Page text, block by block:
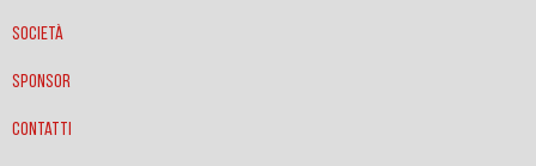
Società
Sponsor
Contatti